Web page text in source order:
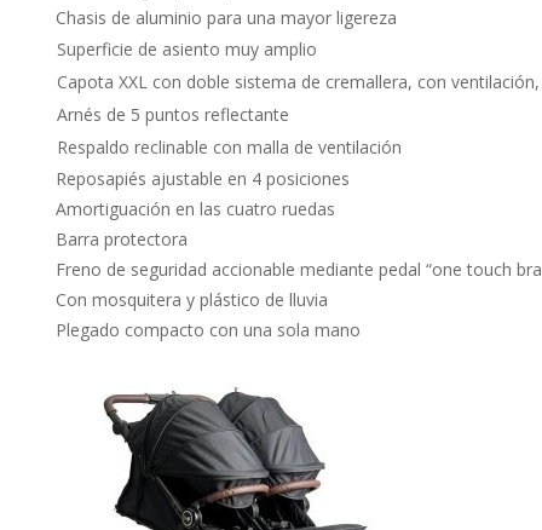
Chasis de aluminio para una mayor ligereza
Superficie de asiento muy amplio
Capota XXL con doble sistema de cremallera, con
Arnés de 5 puntos reflectante
Respaldo reclinable con malla de ventilación
Reposapiés ajustable en 4 posiciones
Amortiguación en las cuatro ruedas
Barra protectora
Freno de seguridad accionable mediante pedal “one touch
Con mosquitera y plástico de lluvia
Plegado compacto con una sola mano